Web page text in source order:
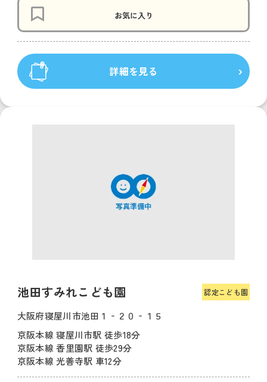
お気に入り
詳細を見る
池田すみれこども園 認定こども園
大阪府寝屋川市池田１‐２０‐１５
京阪本線 寝屋川市駅 徒歩18分
京阪本線 香里園駅 徒歩29分
京阪本線 光善寺駅 車12分